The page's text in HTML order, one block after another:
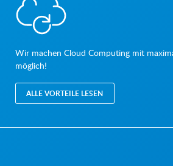
Wir machen Cloud Computing mit
möglich!
ALLE VORTEILE LESEN